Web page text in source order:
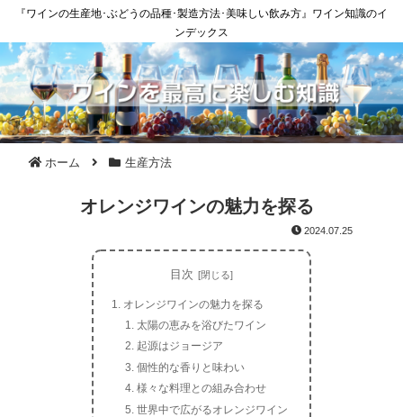
『ワインの生産地･ぶどうの品種･製造方法･美味しい飲み方』ワイン知識のイ
ンデックス
ホーム 生産方法
オレンジワインの魅力を探る
2024.07.25
目次
オレンジワインの魅力を探る
太陽の恵みを浴びたワイン
起源はジョージア
個性的な香りと味わい
様々な料理との組み合わせ
世界中で広がるオレンジワイン